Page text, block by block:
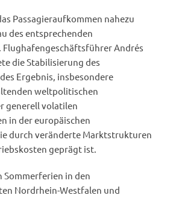
Passagieraufkommen nahezu
des entsprechenden
Flughafengeschäftsführer Andrés
die Stabilisierung des
Ergebnis, insbesondere
weltpolitischen
generell volatilen
in der europäischen
durch veränderte Marktstrukturen
geprägt ist.
Sommerferien in den
Nordrhein-Westfalen und